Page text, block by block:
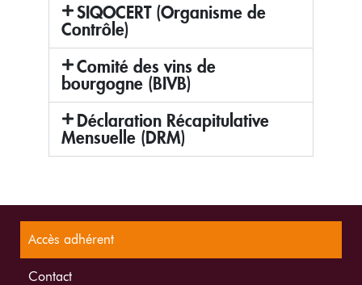
SIQOCERT (Organisme de
Contrôle)
Comité des vins de
bourgogne (BIVB)
Déclaration Récapitulative
Mensuelle (DRM)
Accès adhérent
Contact